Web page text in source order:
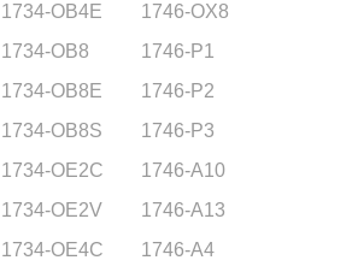
1734-OB4E
1746-OX8
1734-OB8
1746-P1
1734-OB8E
1746-P2
1734-OB8S
1746-P3
1734-OE2C
1746-A10
1734-OE2V
1746-A13
1734-OE4C
1746-A4